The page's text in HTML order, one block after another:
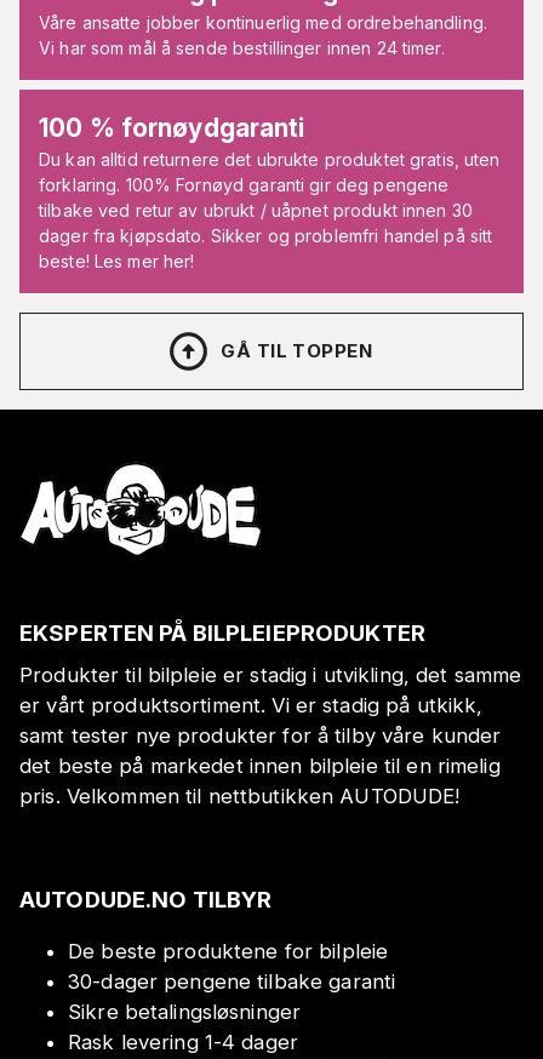
Våre ansatte jobber kontinuerlig med ordrebehandling.
Vi har som mål å sende bestillinger innen 24 timer.
100 % fornøydgaranti
Du kan alltid returnere det ubrukte produktet gratis, uten
forklaring. 100% Fornøyd garanti gir deg pengene
tilbake ved retur av ubrukt / uåpnet produkt innen 30
dager fra kjøpsdato. Sikker og problemfri handel på sitt
beste! Les mer her!
GÅ TIL TOPPEN
EKSPERTEN PÅ BILPLEIEPRODUKTER
Produkter til bilpleie er stadig i utvikling, det samme
er vårt produktsortiment. Vi er stadig på utkikk,
samt tester nye produkter for å tilby våre kunder
det beste på markedet innen bilpleie til en rimelig
pris. Velkommen til nettbutikken AUTODUDE!
AUTODUDE.NO TILBYR
De beste produktene for bilpleie
30-dager pengene tilbake garanti
Sikre betalingsløsninger
Rask levering 1-4 dager